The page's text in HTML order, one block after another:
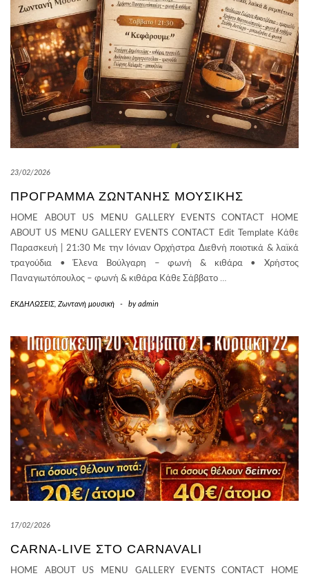
23/02/2026
ΠΡΌΓΡΑΜΜΑ ΖΩΝΤΑΝΉΣ ΜΟΥΣΙΚΉΣ
HOME ABOUT US MENU GALLERY EVENTS CONTACT HOME
ABOUT US MENU GALLERY EVENTS CONTACT Edit Template Κάθε
Παρασκευή | 21:30 Με την Ιόνιαν Ορχήστρα Διεθνή ποιοτικά & λαϊκά
τραγούδια • Έλενα Βούλγαρη – φωνή & κιθάρα • Χρήστος
Παναγιωτόπουλος – φωνή & κιθάρα Κάθε Σάββατο …
ΕΚΔΗΛΩΣΕΙΣ, Ζωντανή μουσική - byadmin
17/02/2026
CARNA-LIVE ΣΤΟ CARNAVALI
HOME ABOUT US MENU GALLERY EVENTS CONTACT HOME